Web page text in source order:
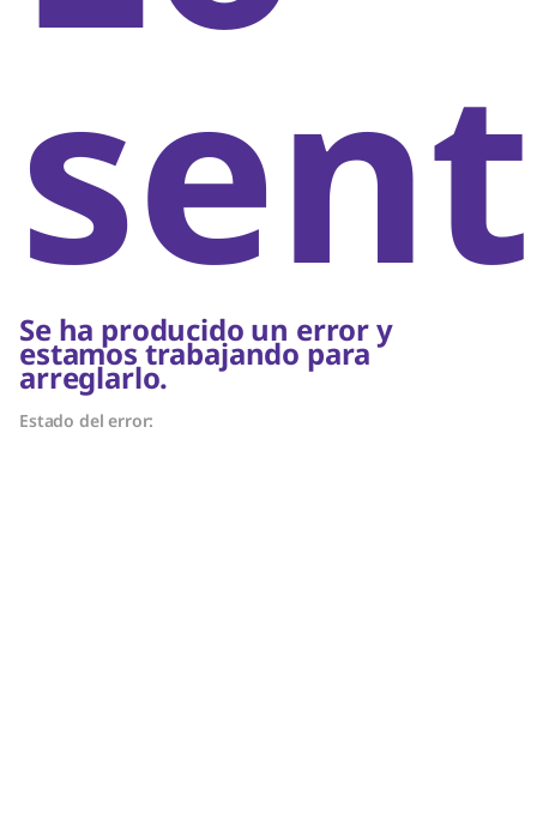
Se ha producido un error y
estamos trabajando para
arreglarlo.
Estado del error: